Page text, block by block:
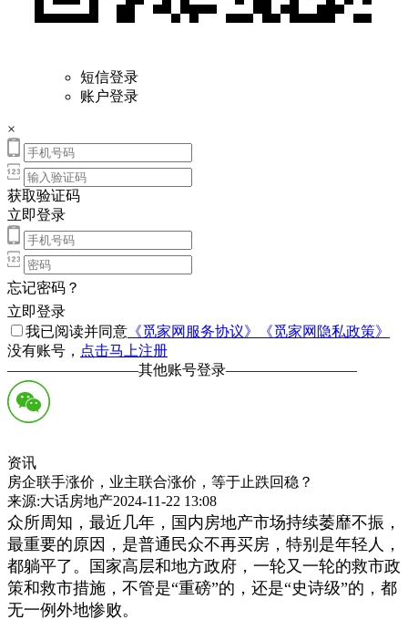
短信登录
账户登录
×
获取验证码
立即登录
忘记密码？
立即登录
我已阅读并同意 《觅家网服务协议》
《觅家网隐私政策》
没有账号， 点击马上注册
—————————其他账号登录—————————
资讯
房企联手涨价，业主联合涨价，等于止跌回稳？
来源:大话房地产2024-11-22 13:08
众所周知，最近几年，国内房地产市场持续萎靡不振，
最重要的原因，是普通民众不再买房，特别是年轻人，
都躺平了。国家高层和地方政府，一轮又一轮的救市政
策和救市措施，不管是“重磅”的，还是“史诗级”的，都
无一例外地惨败。